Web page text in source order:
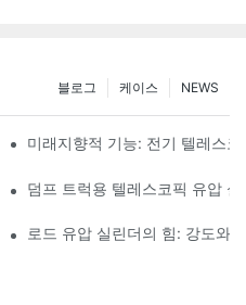
NEWS
케이스
블로그
중요성 이해
미래지향적 기능: 전기 텔레스
린더덤프 트럭용 텔레스코픽 유압
유압 실린더의 장점
로드 유압 실린더의 힘: 강도와